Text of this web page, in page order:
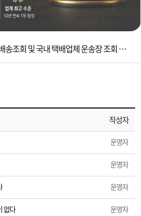
배송 및 휴무 안내
[운송장번호 조회법]배송조회 및 국내 택배업체 운송장 조회 하는법
집 밖에 주소로 택배 받기
입금확인이 안되는 상황을 대비해 꼭 입금후 고객센터 연락바랍니다.
배송 및 휴무 안내
작성자
운영자
운영자
운영자
없다 운영자